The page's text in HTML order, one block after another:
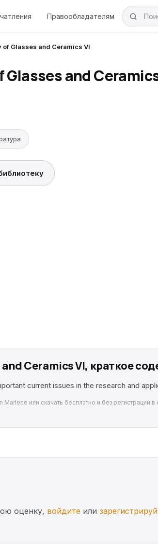
Правообладателям
of Glasses and Ceramics VI
and
Ceramics VI, краткое
current issues in the research and
или скачать бесплатно и без
оценку, войдите или